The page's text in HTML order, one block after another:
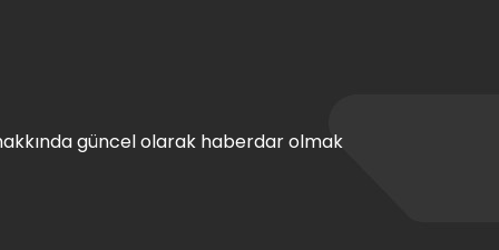
güncel olarak haberdar olmak